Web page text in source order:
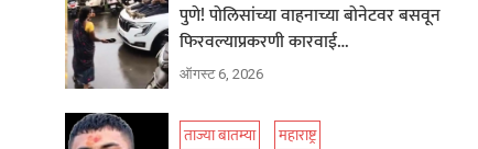
पुणे! पोलिसांच्या वाहनाच्या बोनेटवर बसवून
फिरवल्याप्रकरणी कारवाई…
ऑगस्ट 6, 2026
ताज्या बातम्या महाराष्ट्र